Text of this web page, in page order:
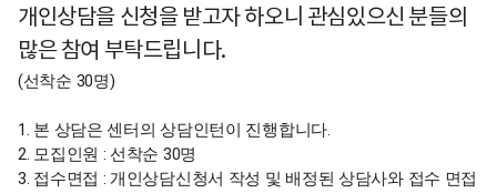
개인상담을 신청을 받고자 하오니 관심있으신 분들의
많은 참여 부탁드립니다.
(선착순 30명)
1. 본 상담은 센터의 상담인턴이 진행합니다.
2. 모집인원 : 선착순 30명
3. 접수면접 : 개인상담신청서 작성 및 배정된 상담사와 접수 면접